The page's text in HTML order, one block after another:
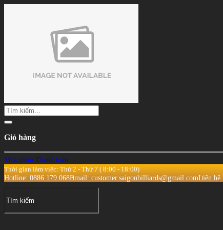
Giỏ hàng
Mua thêm Thanh toán
Thời gian làm việc: Thứ 2 - Thứ 7 ( 8:00 - 18:00)
Hotline: 0886.179.068Email: customer.saigonbilliards@gmail.comLiên hệ